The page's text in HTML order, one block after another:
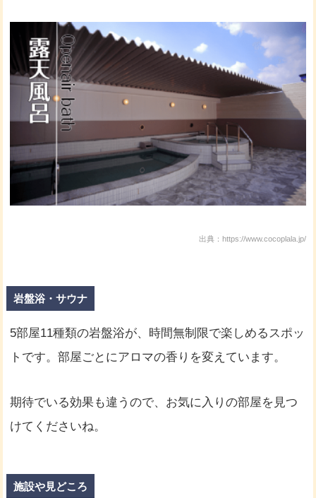
出典：https://www.cocoplala.jp/
岩盤浴・サウナ
5部屋11種類の岩盤浴が、時間無制限で楽しめるスポッ
トです。部屋ごとにアロマの香りを変えています。
期待でいる効果も違うので、お気に入りの部屋を見つ
けてくださいね。
施設や見どころ